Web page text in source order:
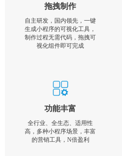
拖拽制作
自主研发，国内领先，一键
生成小程序的可视化工具，
制作过程无需代码，拖拽可
视化组件即可完成
功能丰富
全行业、全生态、适用性
高，多种小程序场景，丰富
的营销工具，N倍盈利